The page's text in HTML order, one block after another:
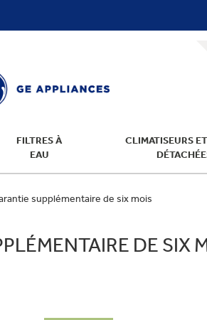
FILTRES À
EAU
CLIMATISEURS
supplémentaire de six mois
DE SIX